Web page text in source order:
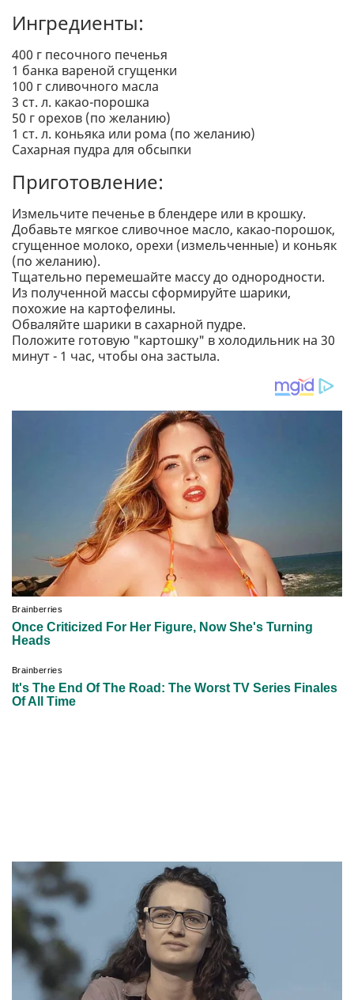
Ингредиенты:
400 г песочного печенья
1 банка вареной сгущенки
100 г сливочного масла
3 ст. л. какао-порошка
50 г орехов (по желанию)
1 ст. л. коньяка или рома (по желанию)
Сахарная пудра для обсыпки
Приготовление:
Измельчите печенье в блендере или в крошку.
Добавьте мягкое сливочное масло, какао-порошок,
сгущенное молоко, орехи (измельченные) и коньяк
(по желанию).
Тщательно перемешайте массу до однородности.
Из полученной массы сформируйте шарики,
похожие на картофелины.
Обваляйте шарики в сахарной пудре.
Положите готовую "картошку" в холодильник на 30
минут - 1 час, чтобы она застыла.